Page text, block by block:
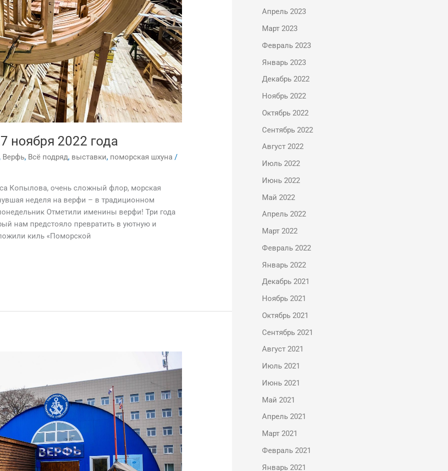
ноября 2022 года
Верфь, Всё подряд, выставки, поморская шхуна /
Копылова, очень сложный флор, морская
неделя на верфи – в традиционном
Отметили именины верфи! Три года
нам предстояло превратить в уютную и
киль «Поморской
Апрель 2023
Март 2023
Февраль 2023
Январь 2023
Декабрь 2022
Ноябрь 2022
Октябрь 2022
Сентябрь 2022
Август 2022
Июль 2022
Июнь 2022
Май 2022
Апрель 2022
Март 2022
Февраль 2022
Январь 2022
Декабрь 2021
Ноябрь 2021
Октябрь 2021
Сентябрь 2021
Август 2021
Июль 2021
Июнь 2021
Май 2021
Апрель 2021
Март 2021
Февраль 2021
Январь 2021